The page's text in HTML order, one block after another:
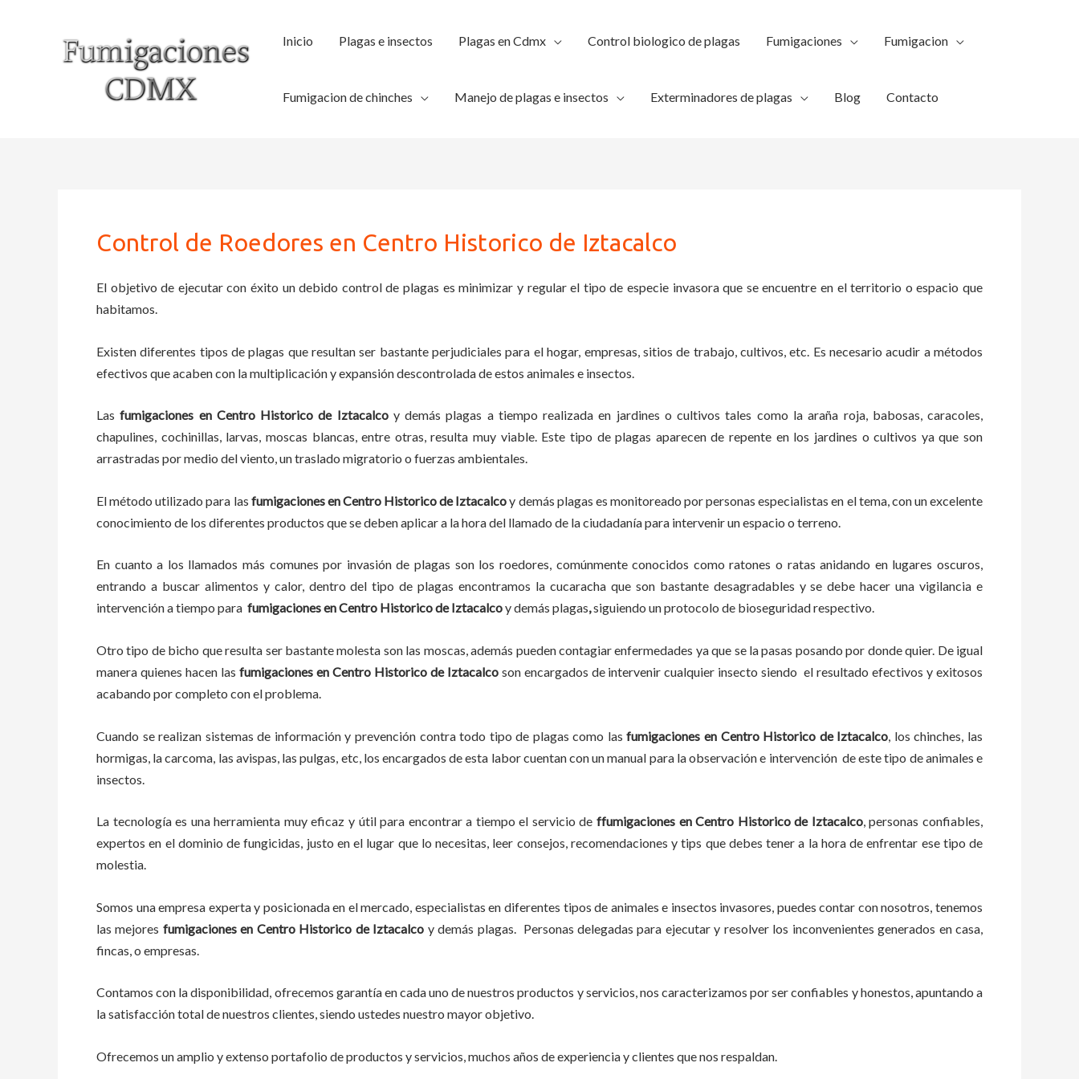
Inicio Plagas e insectos Plagas en Cdmx Control biologico de plagas Fumigaciones Fumigacion
Fumigacion de chinches Manejo de plagas e insectos Exterminadores de plagas Blog Contacto
Control de Roedores en Centro Historico de Iztacalco
El objetivo de ejecutar con éxito un debido control de plagas es minimizar y regular el tipo de especie invasora que se encuentre en el territorio o espacio que
habitamos.
Existen diferentes tipos de plagas que resultan ser bastante perjudiciales para el hogar, empresas, sitios de trabajo, cultivos, etc. Es necesario acudir a métodos
efectivos que acaben con la multiplicación y expansión descontrolada de estos animales e insectos.
Las fumigaciones en Centro Historico de Iztacalco y demás plagas a tiempo realizada en jardines o cultivos tales como la araña roja, babosas, caracoles,
chapulines, cochinillas, larvas, moscas blancas, entre otras, resulta muy viable. Este tipo de plagas aparecen de repente en los jardines o cultivos ya que son
arrastradas por medio del viento, un traslado migratorio o fuerzas ambientales.
El método utilizado para las fumigaciones enCentro Historico de Iztacalcoy demás plagas es monitoreado por personas especialistas en el tema, con un excelente
conocimiento de los diferentes productos que se deben aplicar a la hora del llamado de la ciudadanía para intervenir un espacio o terreno.
En cuanto a los llamados más comunes por invasión de plagas son los roedores, comúnmente conocidos como ratones o ratas anidando en lugares oscuros,
entrando a buscar alimentos y calor, dentro del tipo de plagas encontramos la cucaracha que son bastante desagradables y se debe hacer una vigilancia e
intervención a tiempo para fumigacionesenCentro Historico de Iztacalcoy demás plagas,siguiendo un protocolo de bioseguridad respectivo.
Otro tipo de bicho que resulta ser bastante molesta son las moscas, además pueden contagiar enfermedades ya que se la pasas posando por donde quier. De igual
manera quienes hacen las fumigacionesen Centro Historico de Iztacalcoson encargados de intervenir cualquier insecto siendo el resultado efectivos y exitosos
acabando por completo con el problema.
Cuando se realizan sistemas de información y prevención contra todo tipo de plagas como lasfumigaciones en Centro Historico de Iztacalco , los chinches, las
hormigas, la carcoma, las avispas, las pulgas, etc, los encargados de esta laborcuentan con un manual para la observación e intervención de este tipo de animales e
insectos.
La tecnología es una herramienta muy eficaz y útil para encontrar a tiempo el servicio deffumigaciones en Centro Historico de Iztacalco, personas confiables,
expertos en el dominio de fungicidas, justo en el lugar que lo necesitas, leer consejos, recomendaciones y tips que debes tener a la hora de enfrentar ese tipo de
molestia.
Somos una empresa experta y posicionada en el mercado, especialistas en diferentes tipos de animales e insectos invasores, puedes contar con nosotros, tenemos
las mejores fumigaciones en Centro Historico de Iztacalco y demás plagas. Personas delegadas para ejecutar y resolver los inconvenientes generados en casa,
fincas, o empresas.
Contamos con la disponibilidad, ofrecemos garantía en cada uno de nuestros productos y servicios, nos caracterizamos por ser confiables y honestos, apuntando a
la satisfacción total de nuestros clientes, siendo ustedes nuestro mayor objetivo.
Ofrecemos un amplio y extenso portafolio de productos y servicios, muchos años de experiencia y clientes que nos respaldan.